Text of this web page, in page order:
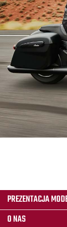
PREZENTACJA
O NAS